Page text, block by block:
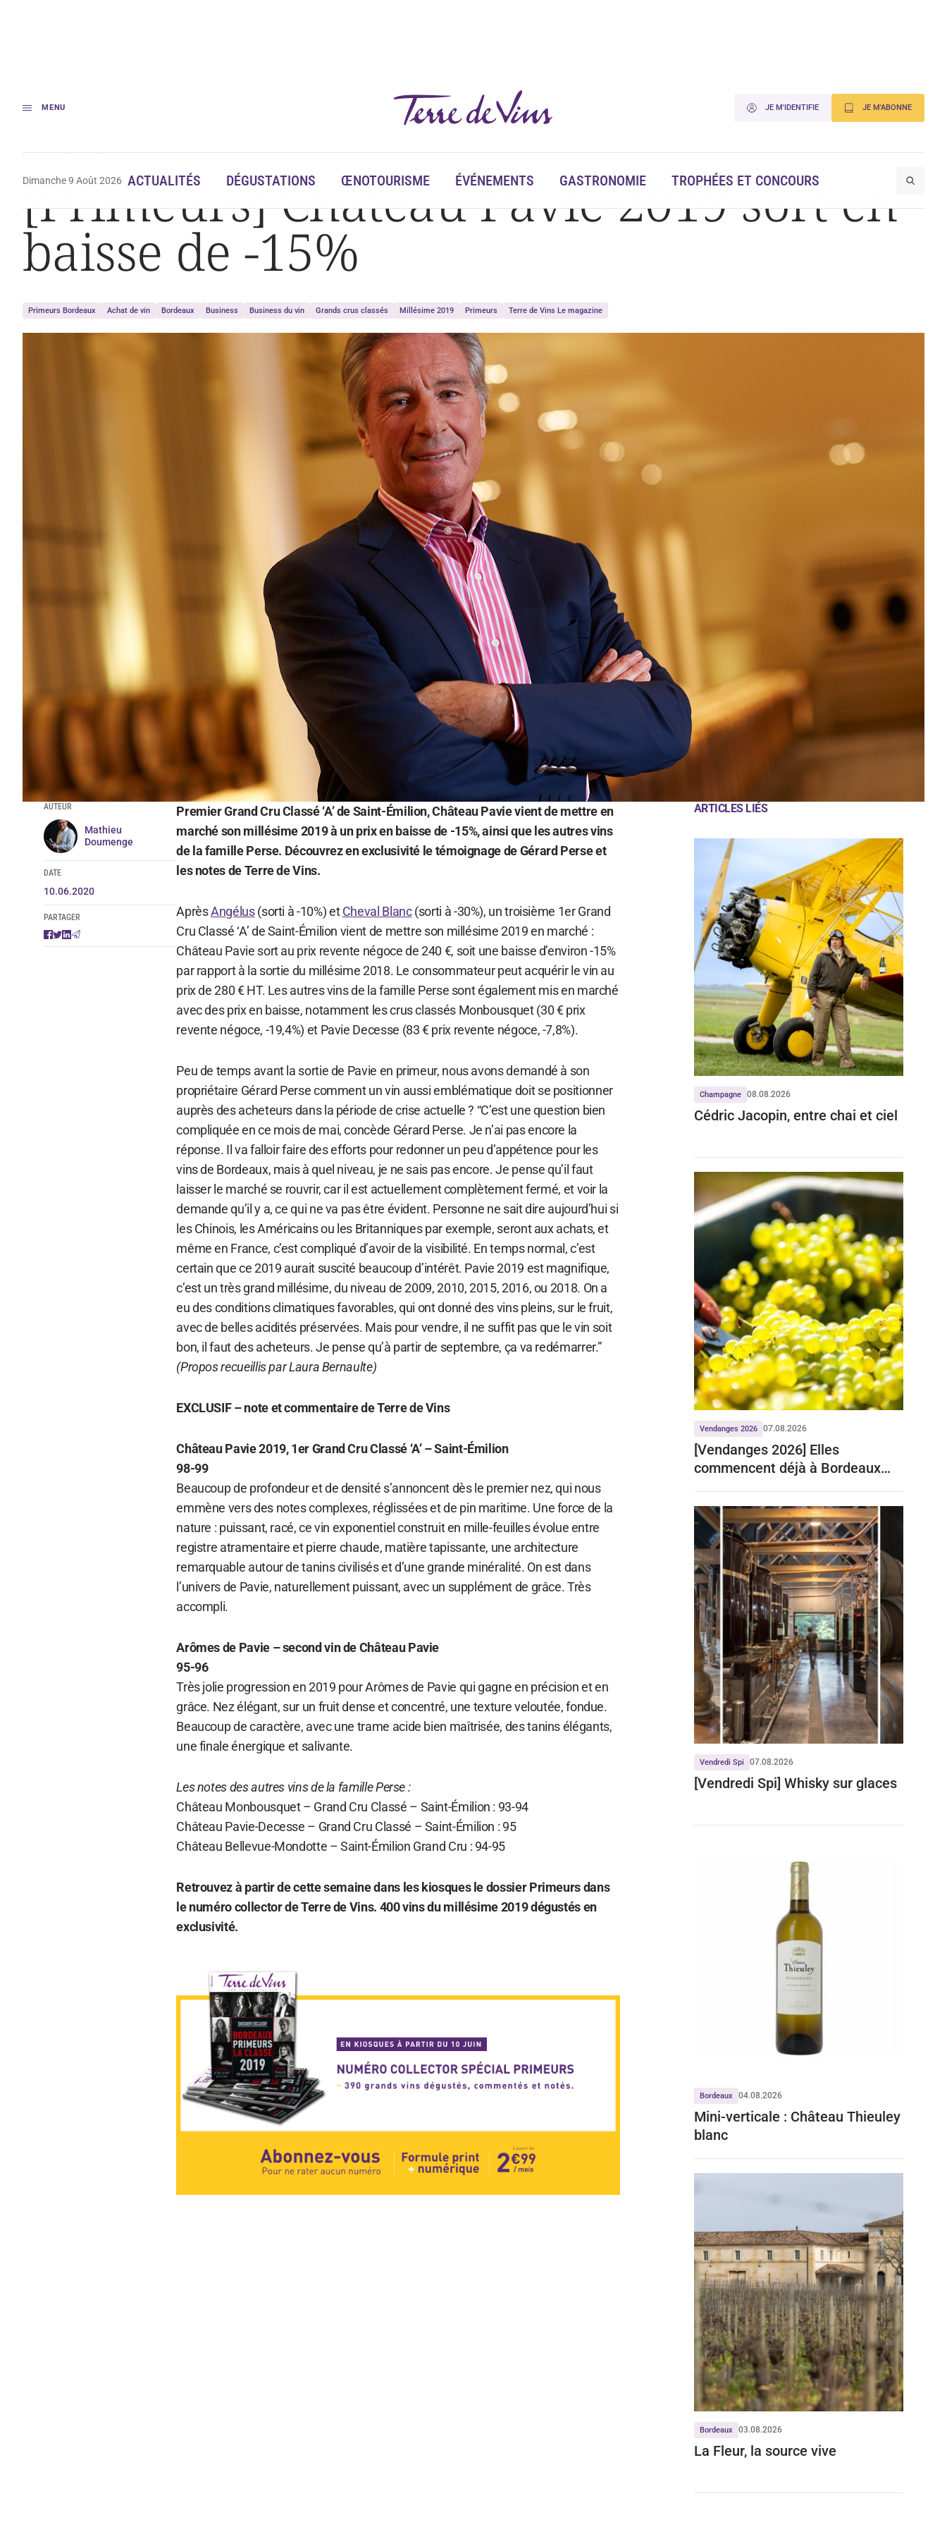
MENU JE M'IDENTIFIE JE M'ABONNE
Dimanche 9 Août 2026 ACTUALITÉS DÉGUSTATIONS ŒNOTOURISME ÉVÉNEMENTS GASTRONOMIE TROPHÉES ET CONCOURS
Accueil [Primeurs] Château Pavie 2019 sort en baisse de -15%
[Primeurs] Château Pavie 2019 sort en
baisse de -15%
Primeurs Bordeaux Achat de vin Bordeaux Business Business du vin Grands crus classés Millésime 2019 Primeurs Terre de Vins Le magazine
AUTEUR
Mathieu
Doumenge
DATE
10.06.2020
PARTAGER
Premier Grand Cru Classé ‘A’ de Saint-Émilion, Château Pavie vient de mettre en
marché son millésime 2019 à un prix en baisse de -15%, ainsi que les autres vins
de la famille Perse. Découvrez en exclusivité le témoignage de Gérard Perse et
les notes de Terre de Vins.
AprèsAngélus(sorti à -10%) etCheval Blanc(sorti à -30%), un troisième 1er Grand
Cru Classé ‘A’ de Saint-Émilion vient de mettre son millésime 2019 en marché :
Château Pavie sort au prix revente négoce de 240 €, soit une baisse d’environ -15%
par rapport à la sortie du millésime 2018. Le consommateur peut acquérir le vin au
prix de 280 € HT. Les autres vins de la famille Perse sont également mis en marché
avec des prix en baisse, notamment les crus classés Monbousquet (30 € prix
revente négoce, -19,4%) et Pavie Decesse (83 € prix revente négoce, -7,8%).
Peu de temps avant la sortie de Pavie en primeur, nous avons demandé à son
propriétaire Gérard Perse comment un vin aussi emblématique doit se positionner
auprès des acheteurs dans la période de crise actuelle ? “C’est une question bien
compliquée en ce mois de mai, concède Gérard Perse. Je n’ai pas encore la
réponse. Il va falloir faire des efforts pour redonner un peu d’appétence pour les
vins de Bordeaux, mais à quel niveau, je ne sais pas encore. Je pense qu’il faut
laisser le marché se rouvrir, car il est actuellement complètement fermé, et voir la
demande qu’il y a, ce qui ne va pas être évident. Personne ne sait dire aujourd’hui si
les Chinois, les Américains ou les Britanniques par exemple, seront aux achats, et
même en France, c’est compliqué d’avoir de la visibilité. En temps normal, c’est
certain que ce 2019 aurait suscité beaucoup d’intérêt. Pavie 2019 est magnifique,
c’est un très grand millésime, du niveau de 2009, 2010, 2015, 2016, ou 2018. On a
eu des conditions climatiques favorables, qui ont donné des vins pleins, sur le fruit,
avec de belles acidités préservées. Mais pour vendre, il ne suffit pas que le vin soit
bon, il faut des acheteurs. Je pense qu’à partir de septembre, ça va redémarrer.”
(Propos recueillis par Laura Bernaulte)
EXCLUSIF – note et commentaire de Terre de Vins
Château Pavie 2019, 1er Grand Cru Classé ‘A’ – Saint-Émilion
98-99
Beaucoup de profondeur et de densité s’annoncent dès le premier nez, qui nous
emmène vers des notes complexes, réglissées et de pin maritime. Une force de la
nature : puissant, racé, ce vin exponentiel construit en mille-feuilles évolue entre
registre atramentaire et pierre chaude, matière tapissante, une architecture
remarquable autour de tanins civilisés et d’une grande minéralité. On est dans
l’univers de Pavie, naturellement puissant, avec un supplément de grâce. Très
accompli.
Arômes de Pavie – second vin de Château Pavie
95-96
Très jolie progression en 2019 pour Arômes de Pavie qui gagne en précision et en
grâce. Nez élégant, sur un fruit dense et concentré, une texture veloutée, fondue.
Beaucoup de caractère, avec une trame acide bien maîtrisée, des tanins élégants,
une finale énergique et salivante.
Les notes des autres vins de la famille Perse :
Château Monbousquet – Grand Cru Classé – Saint-Émilion : 93-94
Château Pavie-Decesse – Grand Cru Classé – Saint-Émilion : 95
Château Bellevue-Mondotte – Saint-Émilion Grand Cru : 94-95
Retrouvez à partir de cette semaine dans les kiosques le dossier Primeurs dans
le numéro collector de Terre de Vins. 400 vins du millésime 2019 dégustés en
exclusivité.
ARTICLES LIÉS
Champagne 08.08.2026
Cédric Jacopin, entre chai et ciel
Vendanges 2026 07.08.2026
[Vendanges 2026] Elles
commencent déjà à Bordeaux
Vendredi Spi 07.08.2026
[Vendredi Spi] Whisky sur glaces
Bordeaux 04.08.2026
Mini-verticale : Château Thieuley
blanc
Bordeaux 03.08.2026
La Fleur, la source vive